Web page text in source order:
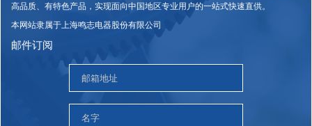
高品质、有特色产品，实现面向中国地区专业用户的一站式快速直供。
本网站隶属于上海鸣志电器股份有限公司
邮件订阅